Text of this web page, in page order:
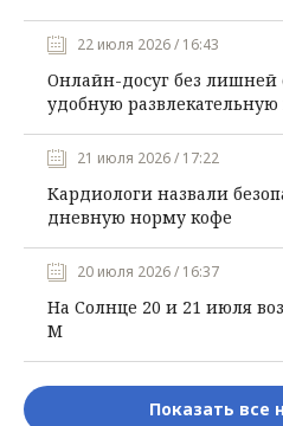
22 июля 2026 / 16:43
Онлайн-досуг без лишней
удобную
21 июля 2026 / 17:22
Кардиологи назвали
дневную норму кофе
20 июля 2026 / 16:37
На Солнце 20 и 21 июля
М
Показать все